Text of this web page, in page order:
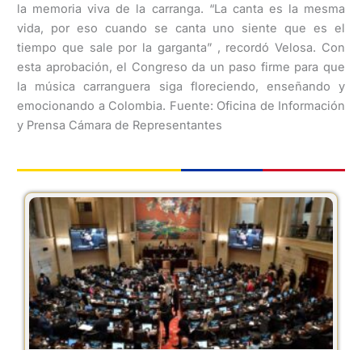
la memoria viva de la carranga. “La canta es la mesma
vida, por eso cuando se canta uno siente que es el
tiempo que sale por la garganta” , recordó Velosa. Con
esta aprobación, el Congreso da un paso firme para que
la música carranguera siga floreciendo, enseñando y
emocionando a Colombia. Fuente: Oficina de Información
y Prensa Cámara de Representantes